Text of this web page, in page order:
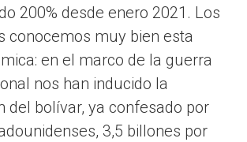
200% desde enero 2021. Los
conocemos muy bien esta
en el marco de la guerra
nos han inducido la
del bolívar, ya confesado por
3,5 billones por